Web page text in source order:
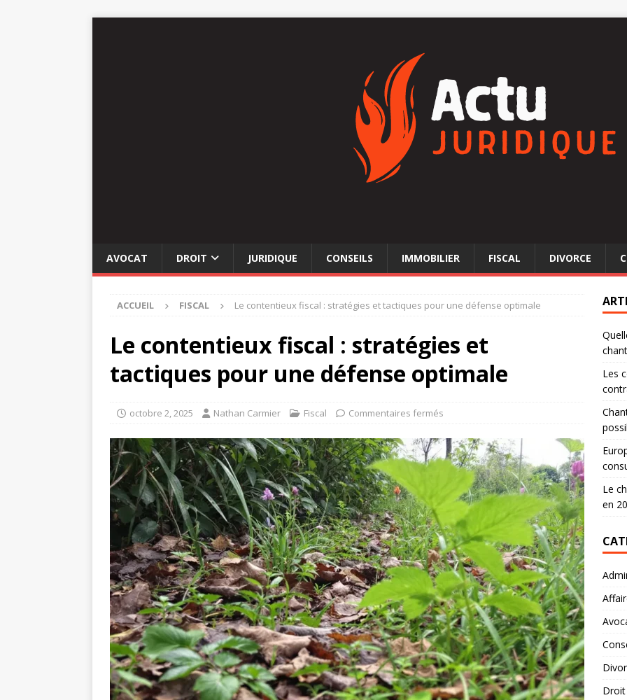
AVOCAT DROIT JURIDIQUE CONSEILS IMMOBILIER FISCAL DIVORCE
ACCUEIL FISCAL Le contentieux fiscal : stratégies et tactiques pour une défense optimale
Le contentieux fiscal : stratégies et
tactiques pour une défense optimale
octobre 2, 2025 Nathan Carmier Fiscal Commentaires fermés
Les
Le
en
Droit